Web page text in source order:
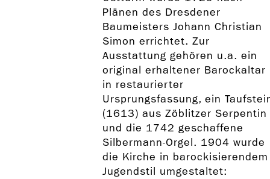
Plänen des Dresdener
Baumeisters Johann Christian
Simon errichtet. Zur
Ausstattung gehören u.a. ein
original erhaltener Barockaltar
in restaurierter
Ursprungsfassung, ein
(1613) aus Zöblitzer Serpentin
und die 1742 geschaffene
Silbermann-Orgel. 1904 wurde
die Kirche in barockisierendem
Jugendstil umgestaltet: